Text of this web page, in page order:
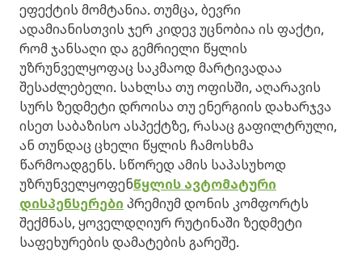
ეფექტის მომტანია. თუმცა, ბევრი
ადამიანისთვის ჯერ კიდევ უცნობია ის ფაქტი,
რომ ჯანსაღი და გემრიელი წყლის
უზრუნველყოფაც საკმაოდ მარტივადაა
შესაძლებელი. სახლსა თუ ოფისში, აღარავის
სურს ზედმეტი დროისა თუ ენერგიის დახარჯვა
ისეთ საბაზისო ასპექტზე, რასაც გაფილტრული,
ან თუნდაც ცხელი წყლის ჩამოსხმა
წარმოადგენს. სწორედ ამის საპასუხოდ
უზრუნველყოფენწყლის ავტომატური
დისპენსერები პრემიუმ დონის კომფორტს
შექმნას, ყოველდღიურ რუტინაში ზედმეტი
საფეხურების დამატების გარეშე.